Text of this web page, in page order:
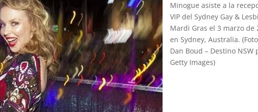
Minogue asiste a la
VIP del Sydney Gay &
Mardi Gras el 3 marzo de
en Sydney, Australia.
Dan Boud – Destino NSW
Getty Images)